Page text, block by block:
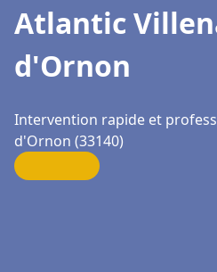
Atlantic
d'Ornon
Intervention rapide et
d'Ornon (33140)